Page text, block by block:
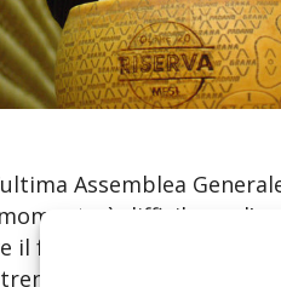
Assemblea
è difficile ma
futuro con
Dopo